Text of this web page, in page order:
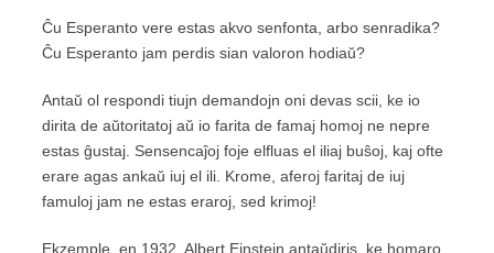
Ĉu Esperanto vere estas akvo senfonta, arbo senradika?
Ĉu Esperanto jam perdis sian valoron hodiaŭ?
Antaŭ ol respondi tiujn demandojn oni devas scii, ke io
dirita de aŭtoritatoj aŭ io farita de famaj homoj ne nepre
estas ĝustaj. Sensencaĵoj foje elfluas el iliaj buŝoj, kaj ofte
erare agas ankaŭ iuj el ili. Krome, aferoj faritaj de iuj
famuloj jam ne estas eraroj, sed krimoj!
Ekzemple, en 1932, Albert Einstein antaŭdiris, ke homaro